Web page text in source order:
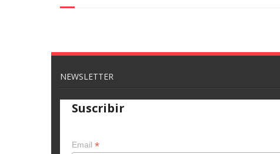
NEWSLETTER
Suscribir
Email *